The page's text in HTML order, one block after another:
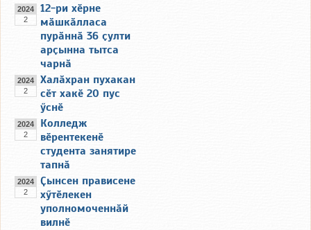
2024
2
12-ри хӗрне
мӑшкӑлласа
пурӑннӑ 36 ҫулти
арҫынна тытса
чарнӑ
2024
2
Халӑхран пухакан
сӗт хакӗ 20 пус
ӳснӗ
2024
2
Колледж
вӗрентекенӗ
студента занятире
тапнӑ
2024
2
Ҫынсен прависене
хӳтӗлекен
уполномоченнӑй
вилнӗ